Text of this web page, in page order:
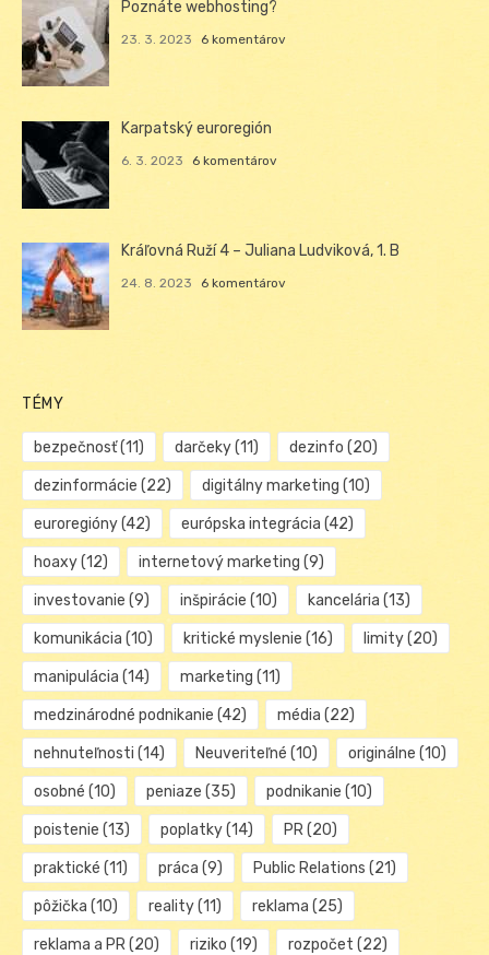
Poznáte webhosting?
23. 3. 2023 6 komentárov
Karpatský euroregión
6. 3. 2023 6 komentárov
Kráľovná Ruží 4 – Juliana Ludviková, 1. B
24. 8. 2023 6 komentárov
TÉMY
bezpečnosť(11) darčeky(11) dezinfo (20)
dezinformácie (22) digitálny marketing (10)
euroregióny(42) európska integrácia (42)
hoaxy(12) internetový marketing (9)
investovanie (9) inšpirácie (10) kancelária (13)
komunikácia (10) kritické myslenie (16) limity(20)
manipulácia (14) marketing (11)
medzinárodné podnikanie (42) média (22)
nehnuteľnosti (14) Neuveriteľné (10) originálne (10)
osobné (10) peniaze (35) podnikanie (10)
poistenie (13) poplatky(14) PR(20)
praktické (11) práca (9) Public Relations (21)
pôžička (10) reality(11) reklama (25)
reklama a PR(20) riziko (19) rozpočet (22)